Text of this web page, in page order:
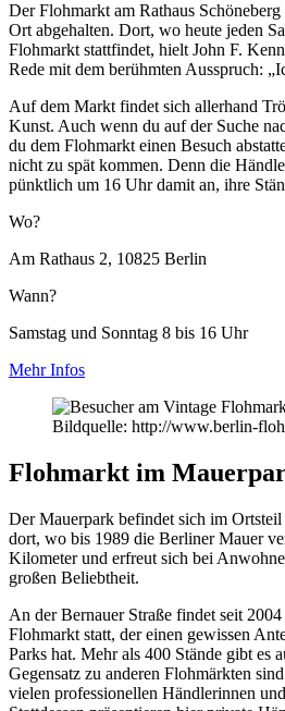
Der Flohmarkt am Rathaus
Ort abgehalten. Dort, wo heute jeden
Flohmarkt stattfindet, hielt John F.
Rede mit dem berühmten Ausspruch:
Auf dem Markt findet sich allerhand
Kunst. Auch wenn du auf der Suche
du dem Flohmarkt einen Besuch
nicht zu spät kommen. Denn die
pünktlich um 16 Uhr damit an, ihre
Wo?
Am Rathaus 2, 10825 Berlin
Wann?
Samstag und Sonntag 8 bis 16 Uhr
Mehr Infos
Bildquelle: http://www.berlin-
Flohmarkt im
Der Mauerpark befindet sich im
dort, wo bis 1989 die Berliner Mauer
Kilometer und erfreut sich bei
großen Beliebtheit.
An der Bernauer Straße findet seit
Flohmarkt statt, der einen gewissen
Parks hat. Mehr als 400 Stände gibt es
Gegensatz zu anderen Flohmärkten
vielen professionellen Händlerinnen